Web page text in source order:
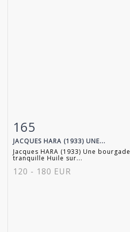
Item detail
165
JACQUES HARA (1933) UNE...
Jacques HARA (1933) Une bourgade
tranquille Huile sur...
120 - 180 EUR